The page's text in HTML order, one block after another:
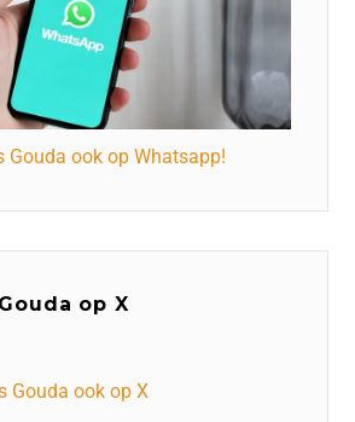
Gouda ook op Whatsapp!
op X
Gouda ook op X